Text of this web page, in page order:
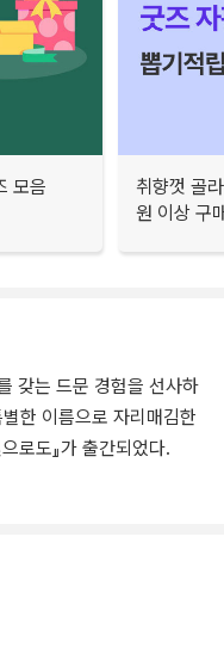
모음
취향껏 골
원 이상 구
갖는 드문 경험을 선사하
한 이름으로 자리매김한
로도』가 출간되었다.
를 고찰하고(『쇼코의 미
될 수 있는지를 살피며